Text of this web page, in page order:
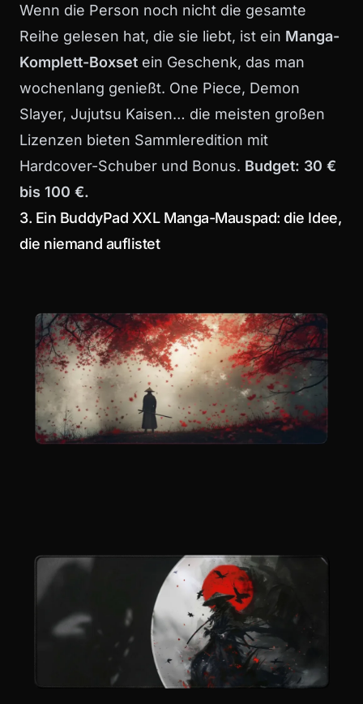
Wenn die Person noch nicht die gesamte
Reihe gelesen hat, die sie liebt, ist ein Manga-
Komplett-Boxset ein Geschenk, das man
wochenlang genießt. One Piece, Demon
Slayer, Jujutsu Kaisen… die meisten großen
Lizenzen bieten Sammleredition mit
Hardcover-Schuber und Bonus. Budget: 30 €
bis 100 €.
3. Ein BuddyPad XXL Manga-Mauspad: die Idee,
die niemand auflistet